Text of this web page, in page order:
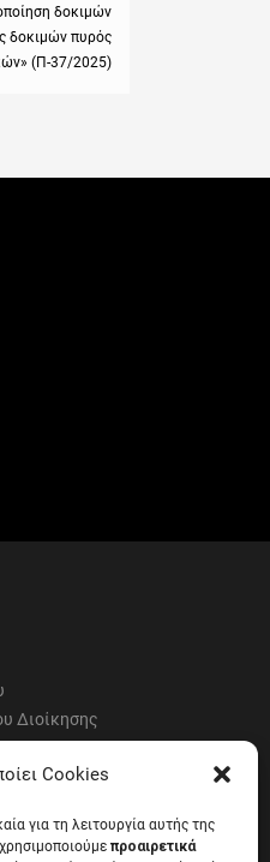
Cookies
για τη λειτουργία αυτής της
προαιρετικά
δοκιμών
δοκιμών πυρός
(Π-37/2025)
Διοίκησης